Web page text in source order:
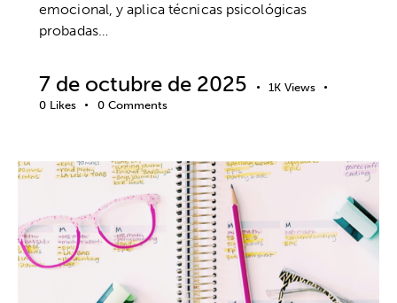
emocional, y aplica técnicas psicológicas
probadas…
7 de octubre de 2025 1K Views
0 Likes 0 Comments